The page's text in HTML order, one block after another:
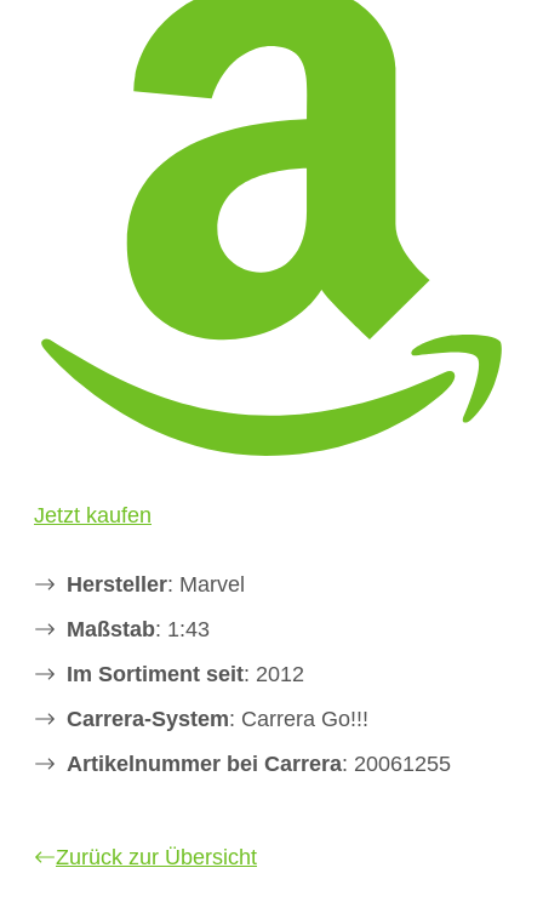
Jetzt kaufen
Hersteller: Marvel
Maßstab: 1:43
Im Sortiment seit: 2012
Carrera-System: Carrera Go!!!
Artikelnummer bei Carrera: 20061255
Zurück zur Übersicht